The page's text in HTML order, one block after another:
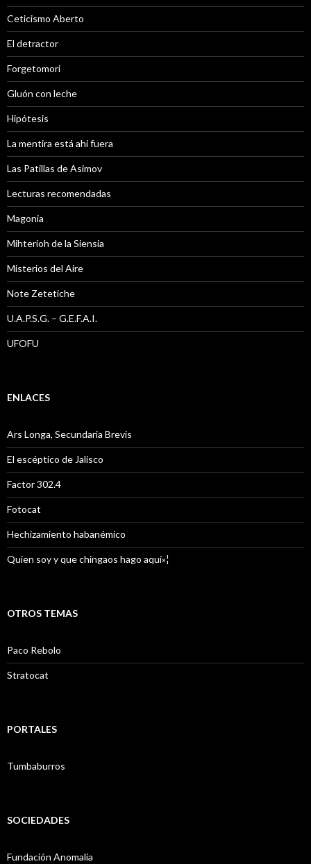
Ceticismo Aberto
El detractor
Forgetomori
Gluón con leche
Hipótesis
La mentira está ahi fuera
Las Patillas de Asimov
Lecturas recomendadas
Magonia
Mihterioh de la Siensia
Misterios del Aire
Note Zetetiche
U.A.P.S.G. – G.E.F.A.I.
UFOFU
ENLACES
Ars Longa, Secundaria Brevis
El escéptico de Jalisco
Factor 302.4
Fotocat
Hechizamiento habanémico
Quien soy y que chingaos hago aquí»¦
OTROS TEMAS
Paco Rebolo
Stratocat
PORTALES
Tumbaburros
SOCIEDADES
Fundación Anomalia